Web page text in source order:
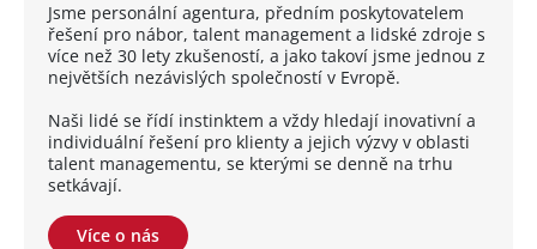
Jsme personální agentura, předním poskytovatelem
řešení pro nábor, talent management a lidské zdroje s
více než 30 lety zkušeností, a jako takoví jsme jednou z
největších nezávislých společností v Evropě.
Naši lidé se řídí instinktem a vždy hledají inovativní a
individuální řešení pro klienty a jejich výzvy v oblasti
talent managementu, se kterými se denně na trhu
setkávají.
Více o nás